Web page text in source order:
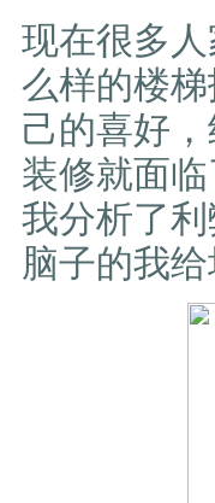
现在很多
么样的楼
己的喜好
装修就面
我分析了
脑子的我